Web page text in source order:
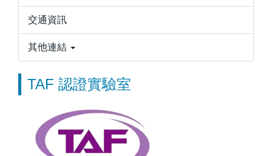
交通資訊
其他連結
TAF 認證實驗室